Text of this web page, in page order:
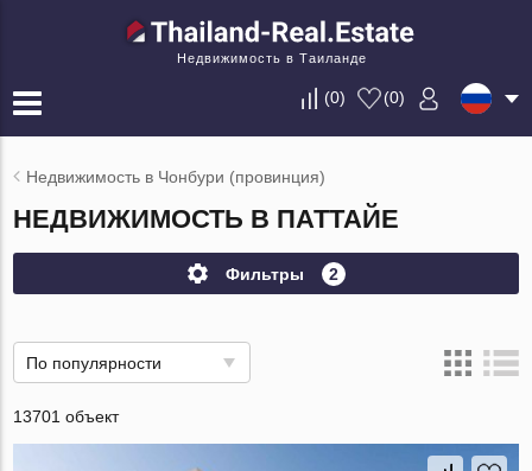
Недвижимость в Таиланде
(0) (0)
Недвижимость в Чонбури (провинция)
НЕДВИЖИМОСТЬ В ПАТТАЙЕ
Фильтры 2
По популярности
13701 объект